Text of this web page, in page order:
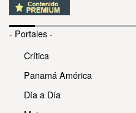
- Portales -
Crítica
Panamá América
Día a Día